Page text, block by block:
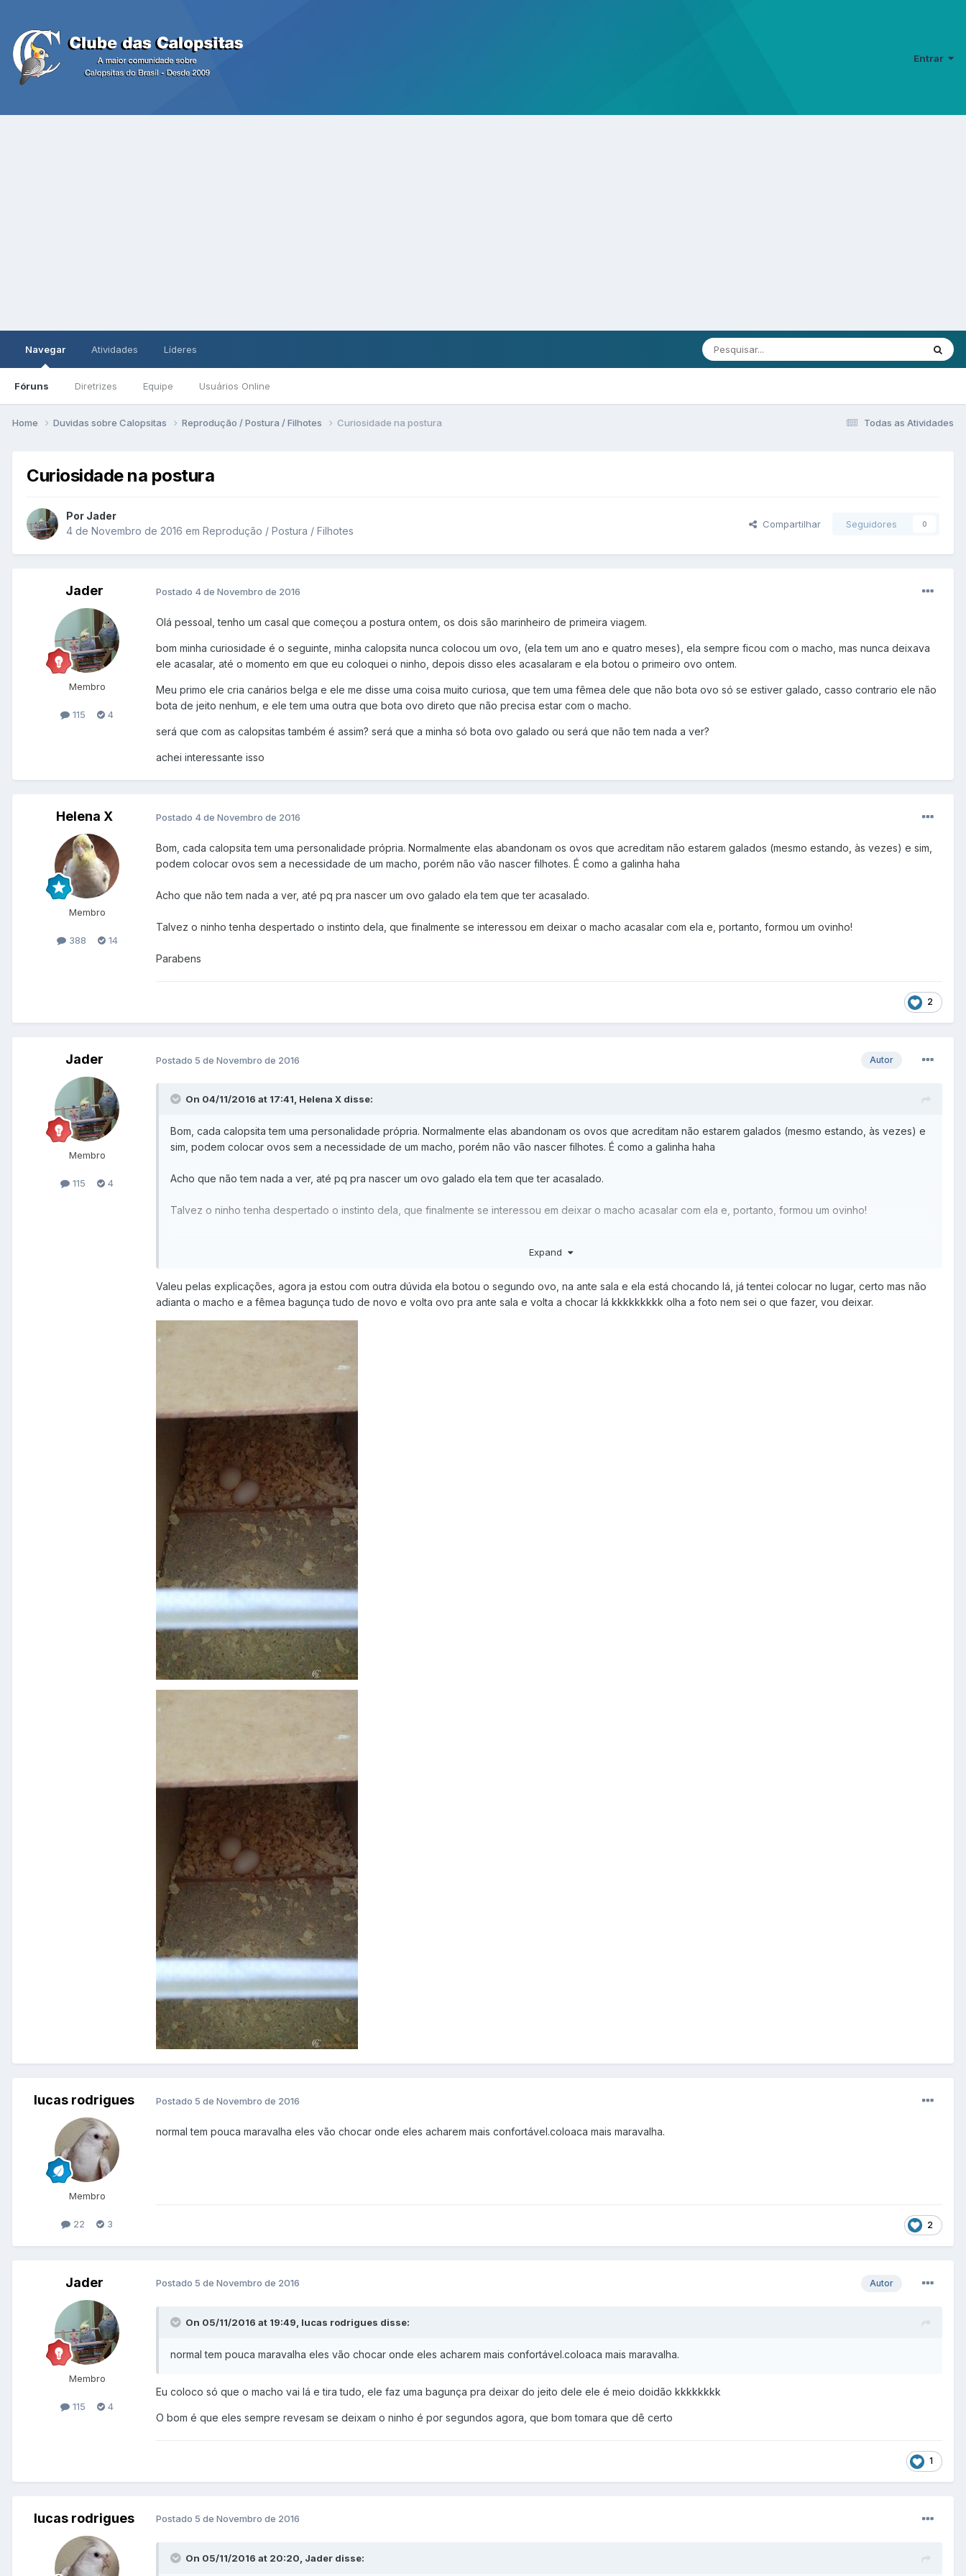
Entrar
Navegar
Fóruns Diretrizes Equipe Usuários Online
Atividades Líderes
Todas as Atividades
Home Duvidas sobre Calopsitas Reprodução / Postura / Filhotes Curiosidade na postura
Curiosidade na postura
Por Jader
4 de Novembro de 2016 em Reprodução / Postura / Filhotes
Compartilhar Seguidores 0
Jader
Membro
115 4
Postado 4 de Novembro de 2016
Olá pessoal, tenho um casal que começou a postura ontem, os dois são marinheiro de primeira viagem.
bom minha curiosidade é o seguinte, minha calopsita nunca colocou um ovo, (ela tem um ano e quatro meses), ela sempre ficou com o macho, mas nunca deixava
ele acasalar, até o momento em que eu coloquei o ninho, depois disso eles acasalaram e ela botou o primeiro ovo ontem.
Meu primo ele cria canários belga e ele me disse uma coisa muito curiosa, que tem uma fêmea dele que não bota ovo só se estiver galado, casso contrario ele não
bota de jeito nenhum, e ele tem uma outra que bota ovo direto que não precisa estar com o macho.
será que com as calopsitas também é assim? será que a minha só bota ovo galado ou será que não tem nada a ver?
achei interessante isso
Helena X
Membro
388 14
Postado 4 de Novembro de 2016
Bom, cada calopsita tem uma personalidade própria. Normalmente elas abandonam os ovos que acreditam não estarem galados (mesmo estando, às vezes) e sim,
podem colocar ovos sem a necessidade de um macho, porém não vão nascer filhotes. É como a galinha haha
Acho que não tem nada a ver, até pq pra nascer um ovo galado ela tem que ter acasalado.
Talvez o ninho tenha despertado o instinto dela, que finalmente se interessou em deixar o macho acasalar com ela e, portanto, formou um ovinho!
Parabens
2
Jader
Membro
115 4
Autor
Postado 5 de Novembro de 2016
On 04/11/2016 at 17:41, Helena X disse:
Bom, cada calopsita tem uma personalidade própria. Normalmente elas abandonam os ovos que acreditam não estarem galados (mesmo estando, às vezes) e
sim, podem colocar ovos sem a necessidade de um macho, porém não vão nascer filhotes. É como a galinha haha
Acho que não tem nada a ver, até pq pra nascer um ovo galado ela tem que ter acasalado.
Talvez o ninho tenha despertado o instinto dela, que finalmente se interessou em deixar o macho acasalar com ela e, portanto, formou um ovinho!
Expand
Valeu pelas explicações, agora ja estou com outra dúvida ela botou o segundo ovo, na ante sala e ela está chocando lá, já tentei colocar no lugar, certo mas não
adianta o macho e a fêmea bagunça tudo de novo e volta ovo pra ante sala e volta a chocar lá kkkkkkkkk olha a foto nem sei o que fazer, vou deixar.
lucas rodrigues
Membro
22 3
Postado 5 de Novembro de 2016
normal tem pouca maravalha eles vão chocar onde eles acharem mais confortável.coloaca mais maravalha.
2
Jader
Membro
115 4
Autor
Postado 5 de Novembro de 2016
On 05/11/2016 at 19:49, lucas rodrigues disse:
normal tem pouca maravalha eles vão chocar onde eles acharem mais confortável.coloaca mais maravalha.
Eu coloco só que o macho vai lá e tira tudo, ele faz uma bagunça pra deixar do jeito dele ele é meio doidão kkkkkkkk
O bom é que eles sempre revesam se deixam o ninho é por segundos agora, que bom tomara que dê certo
1
lucas rodrigues Postado 5 de Novembro de 2016
On 05/11/2016 at 20:20, Jader disse: